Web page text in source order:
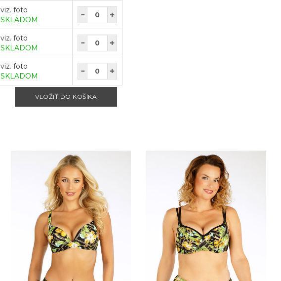
viz. foto
SKLADOM
viz. foto
SKLADOM
viz. foto
SKLADOM